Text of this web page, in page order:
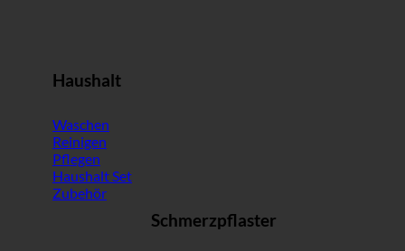
Haushalt
Waschen
Reinigen
Pflegen
Haushalt Set
Zubehör
Schmerzpflaster